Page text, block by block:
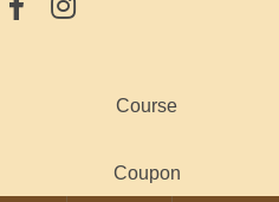
Course
Coupon